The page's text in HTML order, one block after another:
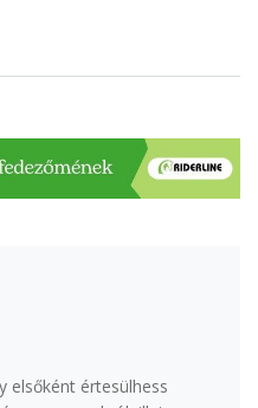
elsőként értesülhess